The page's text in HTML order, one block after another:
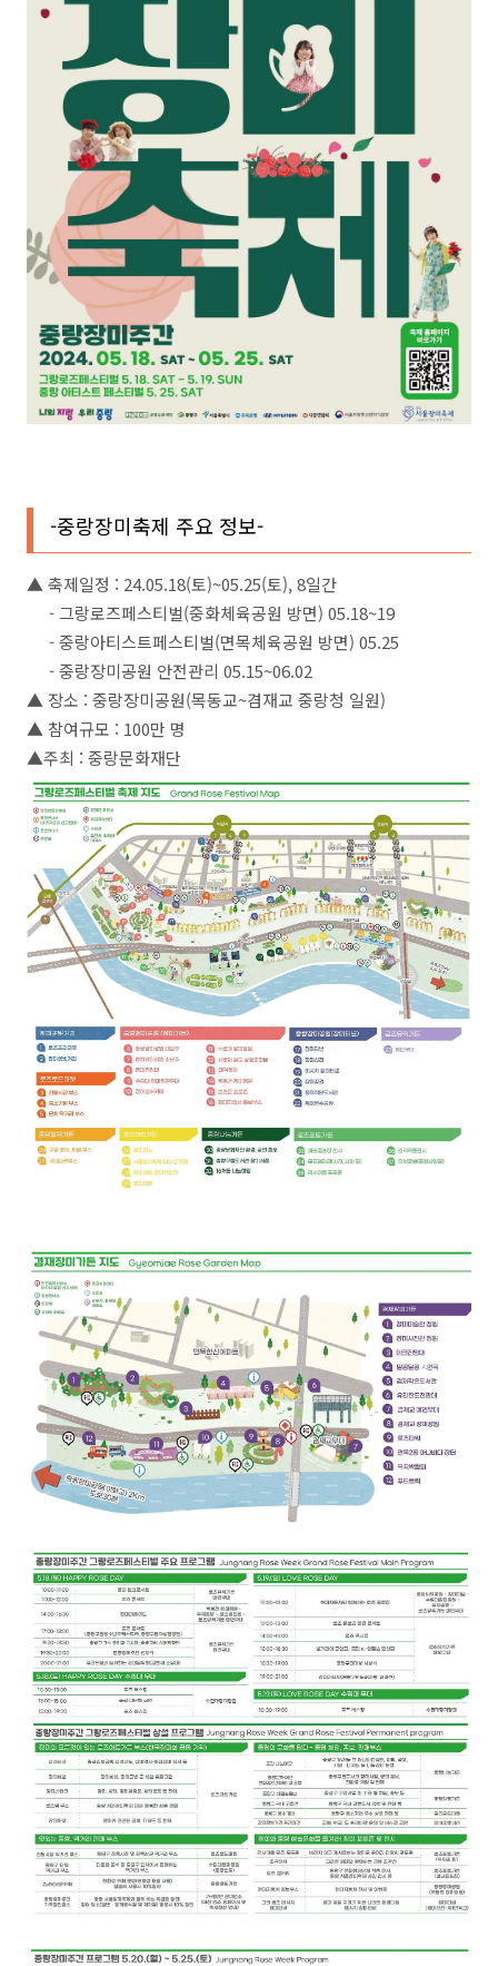
-중랑장미축제 주요 정보-
▲ 축제일정 : 24.05.18(토)~05.25(토), 8일간
- 그랑로즈페스티벌(중화체육공원 방면) 05.18~19
- 중랑아티스트페스티벌(면목체육공원 방면) 05.25
- 중랑장미공원 안전관리 05.15~06.02
▲ 장소 : 중랑장미공원(목동교~겸재교 중랑청 일원)
▲ 참여규모 : 100만 명
▲주최 : 중랑문화재단